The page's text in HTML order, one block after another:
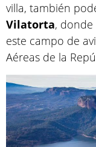
villa, también
Vilatorta,
este campo de
Aéreas de la